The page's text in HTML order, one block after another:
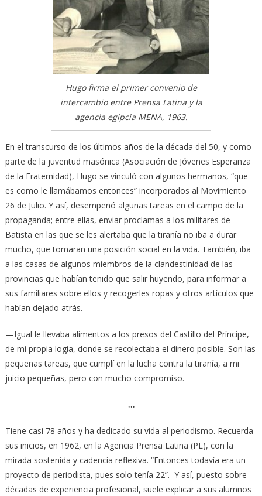
Hugo firma el primer convenio de
intercambio entre Prensa Latina y la
agencia egipcia MENA, 1963.
En el transcurso de los últimos años de la década del 50, y como
parte de la juventud masónica (Asociación de Jóvenes Esperanza
de la Fraternidad), Hugo se vinculó con algunos hermanos, “que
es como le llamábamos entonces” incorporados al Movimiento
26 de Julio. Y así, desempeñó algunas tareas en el campo de la
propaganda; entre ellas, enviar proclamas a los militares de
Batista en las que se les alertaba que la tiranía no iba a durar
mucho, que tomaran una posición social en la vida. También, iba
a las casas de algunos miembros de la clandestinidad de las
provincias que habían tenido que salir huyendo, para informar a
sus familiares sobre ellos y recogerles ropas y otros artículos que
habían dejado atrás.
—Igual le llevaba alimentos a los presos del Castillo del Príncipe,
de mi propia logia, donde se recolectaba el dinero posible. Son las
pequeñas tareas, que cumplí en la lucha contra la tiranía, a mi
juicio pequeñas, pero con mucho compromiso.
…
Tiene casi 78 años y ha dedicado su vida al periodismo. Recuerda
sus inicios, en 1962, en la Agencia Prensa Latina (PL), con la
mirada sostenida y cadencia reflexiva. “Entonces todavía era un
proyecto de periodista, pues solo tenía 22”. Y así, puesto sobre
décadas de experiencia profesional, suele explicar a sus alumnos